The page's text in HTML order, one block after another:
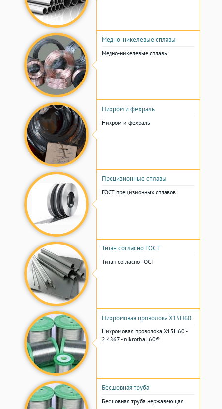
Медно-никелевые сплавы
Медно-никелевые сплавы
Нихром и фехраль
Нихром и фехраль
Прецизионные сплавы
ГОСТ прецизионных сплавов
Титан согласно ГОСТ
Титан согласно ГОСТ
Нихромовая проволока Х15Н60
Нихромовая проволока Х15Н60 -
2.4867 - nikrothal 60®
Бесшовная труба
Бесшовная труба нержавеющая